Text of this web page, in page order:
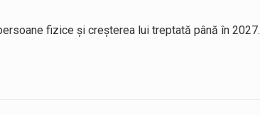
fizice și creșterea lui treptată până în 2027.